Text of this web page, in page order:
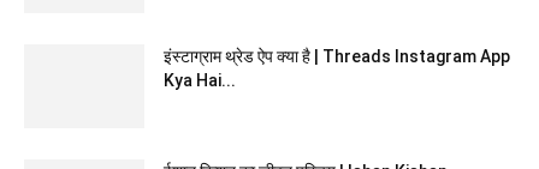
इंस्टाग्राम थ्रेड ऐप क्या है | Threads Instagram App
Kya Hai...